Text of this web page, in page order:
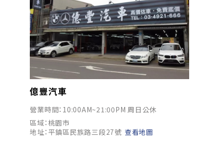
億豐汽車
營業時間：10:00AM~21:00PM 周日公休
區域：桃園市
地址：平鎮區民族路三段27號 查看地圖